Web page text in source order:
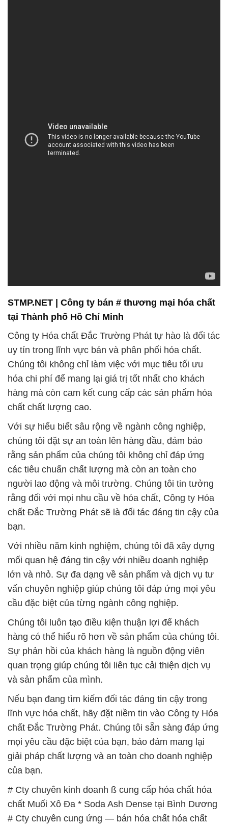
STMP.NET | Công ty bán # thương mại hóa chất
tại Thành phố Hồ Chí Minh
Công ty Hóa chất Đắc Trường Phát tự hào là đối tác
uy tín trong lĩnh vực bán và phân phối hóa chất.
Chúng tôi không chỉ làm việc với mục tiêu tối ưu
hóa chi phí để mang lại giá trị tốt nhất cho khách
hàng mà còn cam kết cung cấp các sản phẩm hóa
chất chất lượng cao.
Với sự hiểu biết sâu rộng về ngành công nghiệp,
chúng tôi đặt sự an toàn lên hàng đầu, đảm bảo
rằng sản phẩm của chúng tôi không chỉ đáp ứng
các tiêu chuẩn chất lượng mà còn an toàn cho
người lao động và môi trường. Chúng tôi tin tưởng
rằng đối với mọi nhu cầu về hóa chất, Công ty Hóa
chất Đắc Trường Phát sẽ là đối tác đáng tin cậy của
bạn.
Với nhiều năm kinh nghiệm, chúng tôi đã xây dựng
mối quan hệ đáng tin cậy với nhiều doanh nghiệp
lớn và nhỏ. Sự đa dạng về sản phẩm và dịch vụ tư
vấn chuyên nghiệp giúp chúng tôi đáp ứng mọi yêu
cầu đặc biệt của từng ngành công nghiệp.
Chúng tôi luôn tạo điều kiện thuận lợi để khách
hàng có thể hiểu rõ hơn về sản phẩm của chúng tôi.
Sự phản hồi của khách hàng là nguồn động viên
quan trọng giúp chúng tôi liên tục cải thiện dịch vụ
và sản phẩm của mình.
Nếu bạn đang tìm kiếm đối tác đáng tin cậy trong
lĩnh vực hóa chất, hãy đặt niềm tin vào Công ty Hóa
chất Đắc Trường Phát. Chúng tôi sẵn sàng đáp ứng
mọi yêu cầu đặc biệt của bạn, bảo đảm mang lại
giải pháp chất lượng và an toàn cho doanh nghiệp
của bạn.
# Cty chuyên kinh doanh ß cung cấp hóa chất hóa
chất Muối Xô Đa * Soda Ash Dense tại Bình Dương
# Cty chuyên cung ứng — bán hóa chất hóa chất